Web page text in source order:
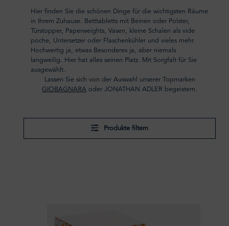
Hier finden Sie die schönen Dinge für die wichtigsten Räume
in Ihrem Zuhause. Betttabletts mit Beinen oder Polster,
Türstopper, Paperweights, Vasen, kleine Schalen als vide
poche, Untersetzer oder Flaschenkühler und vieles mehr.
Hochwertig ja, etwas Besonderes ja, aber niemals
langweilig. Hier hat alles seinen Platz. Mit Sorgfalt für Sie
ausgewählt.
Lassen Sie sich von der Auswahl unserer Topmarken
GIOBAGNARA oder JONATHAN ADLER begeistern.
Produkte filtern